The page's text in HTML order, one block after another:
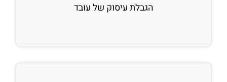
הגבלת עיסוק של עובד